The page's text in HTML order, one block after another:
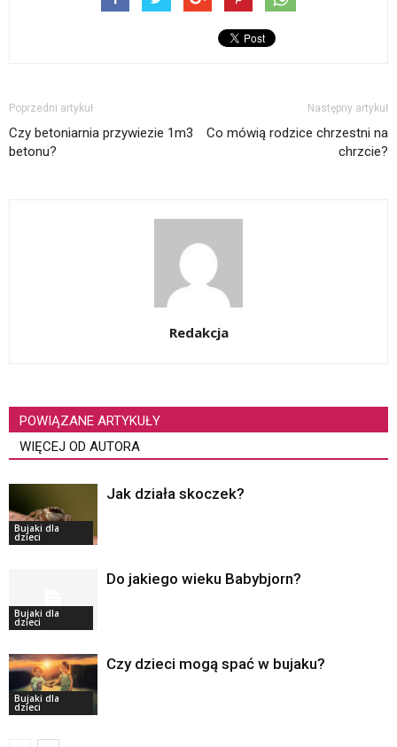
Poprzedni artykuł
Czy betoniarnia przywiezie 1m3
betonu?
Następny artykuł
Co mówią rodzice chrzestni na
chrzcie?
Redakcja
POWIĄZANE ARTYKUŁY
WIĘCEJ OD AUTORA
Bujaki dla
dzieci
Jak działa skoczek?
Bujaki dla
dzieci
Do jakiego wieku Babybjorn?
Bujaki dla
dzieci
Czy dzieci mogą spać w bujaku?